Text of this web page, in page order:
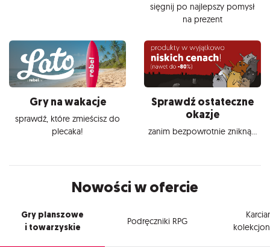
sięgnij po najlepszy pomysł
na prezent
Gry na wakacje
sprawdź, które zmieścisz do
plecaka!
Sprawdź ostateczne
okazje
zanim bezpowrotnie znikną...
Nowości w ofercie
Gry planszowe
i towarzyskie
Podręczniki RPG